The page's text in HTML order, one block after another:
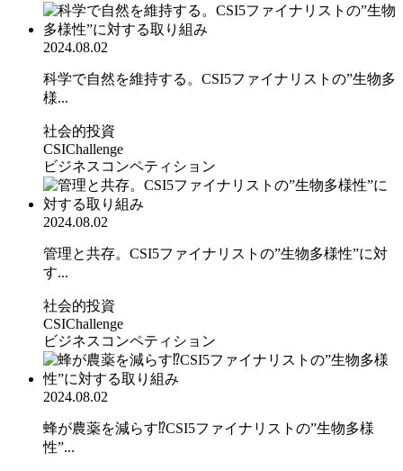
2024.08.02
科学で自然を維持する。CSI5ファイナリストの”生物多
様...
社会的投資
CSIChallenge
ビジネスコンペティション
2024.08.02
管理と共存。CSI5ファイナリストの”生物多様性”に対
す...
社会的投資
CSIChallenge
ビジネスコンペティション
2024.08.02
蜂が農薬を減らす⁉CSI5ファイナリストの”生物多様
性”...